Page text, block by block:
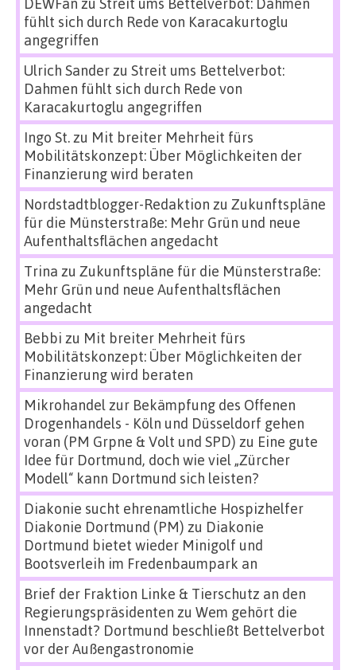
fühlt sich durch Rede von Karacakurtoglu
angegriffen
Ulrich Sanderzu Streit ums Bettelverbot:
Dahmen fühlt sich durch Rede von
Karacakurtoglu angegriffen
Ingo St.zu Mit breiter Mehrheit fürs
Mobilitätskonzept: Über Möglichkeiten der
Finanzierung wird beraten
Nordstadtblogger-Redaktion zu Zukunftspläne
für die Münsterstraße: Mehr Grün und neue
Aufenthaltsflächen angedacht
Trina zu Zukunftspläne für die Münsterstraße:
Mehr Grün und neue Aufenthaltsflächen
angedacht
Bebbi zu Mit breiter Mehrheit fürs
Mobilitätskonzept: Über Möglichkeiten der
Finanzierung wird beraten
Mikrohandel zur Bekämpfung des Offenen
Drogenhandels - Köln und Düsseldorf gehen
voran (PM Grpne & Volt und SPD) zu Eine gute
Idee für Dortmund, doch wie viel „Zürcher
Modell“ kann Dortmund sich leisten?
Diakonie sucht ehrenamtliche Hospizhelfer
Diakonie Dortmund (PM) zu Diakonie
Dortmund bietet wieder Minigolf und
Bootsverleih im Fredenbaumpark an
Brief der Fraktion Linke & Tierschutz an den
Regierungspräsidenten zu Wem gehört die
Innenstadt? Dortmund beschließt Bettelverbot
vor der Außengastronomie